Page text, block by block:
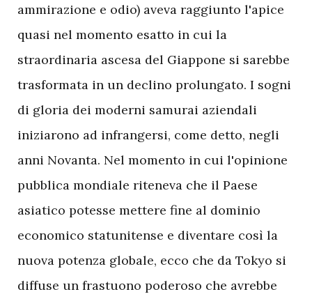
ammirazione e odio) aveva raggiunto l'apice
quasi nel momento esatto in cui la
straordinaria ascesa del Giappone si sarebbe
trasformata in un declino prolungato. I sogni
di gloria dei moderni samurai aziendali
iniziarono ad infrangersi, come detto, negli
anni Novanta. Nel momento in cui l'opinione
pubblica mondiale riteneva che il Paese
asiatico potesse mettere fine al dominio
economico statunitense e diventare così la
nuova potenza globale, ecco che da Tokyo si
diffuse un frastuono poderoso che avrebbe